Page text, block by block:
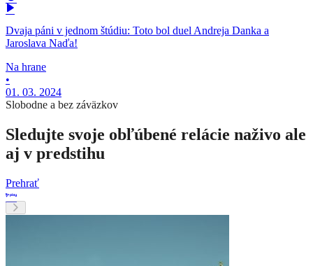
Dvaja páni v jednom štúdiu: Toto bol duel Andreja Danka a
Jaroslava Naďa!
Na hrane
•
01. 03. 2024
Slobodne a bez záväzkov
Sledujte svoje obľúbené relácie naživo ale
aj v predstihu
Prehrať